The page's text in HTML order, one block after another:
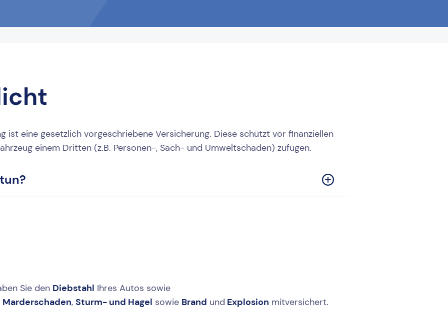
ist eine gesetzlich vorgeschriebene Versicherung. Diese schützt vor finanziellen
einem Dritten (z.B. Personen-, Sach- und Umweltschaden) zufügen.
Sie den Diebstahl Ihres Autos sowie
Marderschaden, Sturm- und Hagel sowie Brand und Explosion mitversichert.